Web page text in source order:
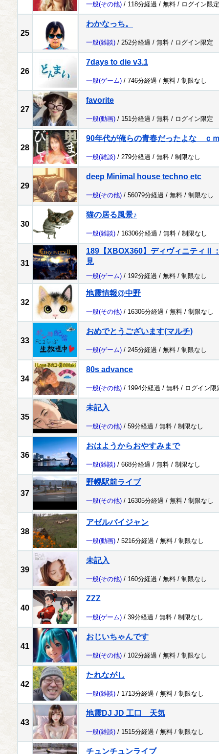
一般(その他) / 118分経過 / 無料 / ログイン限定
25
わかなっち。
一般(雑談) / 252分経過 / 無料 / ログイン限定
26
7days to die v3.1
一般(ゲーム) / 746分経過 / 無料 / 制限なし
27
favorite
一般(動画) / 151分経過 / 無料 / ログイン限定
28
90年代が俺らの青春だったよな ｃ
一般(雑談) / 279分経過 / 無料 / 制限なし
29
deep Minimal house techno etc
一般(その他) / 56079分経過 / 無料 / 制限なし
30
猫の居る風景♪
一般(雑談) / 16306分経過 / 無料 / 制限なし
31
189【XBOX360】ディヴィニティⅡ
見
一般(ゲーム) / 192分経過 / 無料 / 制限なし
32
地震情報@中野
一般(その他) / 16306分経過 / 無料 / 制限なし
33
おめでとうございます(マルチ)
一般(ゲーム) / 245分経過 / 無料 / 制限なし
34
80s advance
一般(その他) / 1994分経過 / 無料 / ログイン限
35
未記入
一般(その他) / 59分経過 / 無料 / 制限なし
36
おはようからおやすみまで
一般(雑談) / 668分経過 / 無料 / 制限なし
37
野幌駅前ライブ
一般(その他) / 16305分経過 / 無料 / 制限なし
38
アゼルバイジャン
一般(動画) / 5216分経過 / 無料 / 制限なし
39
未記入
一般(その他) / 160分経過 / 無料 / 制限なし
40
ZZZ
一般(ゲーム) / 39分経過 / 無料 / 制限なし
41
おじいちゃんです
一般(その他) / 102分経過 / 無料 / 制限なし
42
たれながし
一般(雑談) / 1713分経過 / 無料 / 制限なし
43
地震DJ JD 工口 天気
一般(雑談) / 1515分経過 / 無料 / 制限なし
チュンチュンライブ